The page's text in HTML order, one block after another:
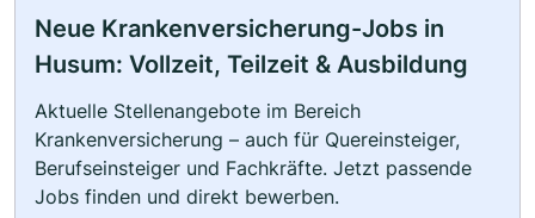
Neue Krankenversicherung-Jobs in
Husum: Vollzeit, Teilzeit & Ausbildung
Aktuelle Stellenangebote im Bereich
Krankenversicherung – auch für Quereinsteiger,
Berufseinsteiger und Fachkräfte. Jetzt passende
Jobs finden und direkt bewerben.